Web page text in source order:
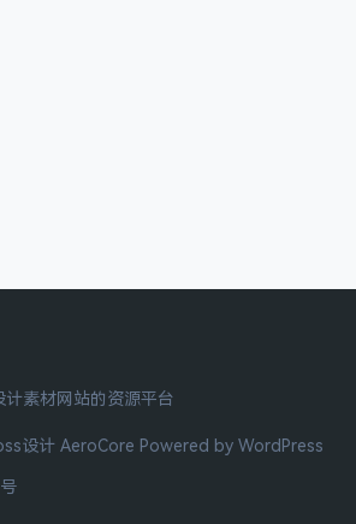
素材网站的资源平台
设计 AeroCore Powered by WordPress